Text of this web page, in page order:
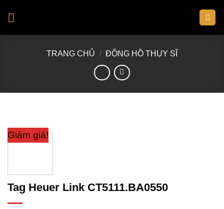
TRANG CHỦ / ĐỒNG HỒ THỤY SĨ
Giảm giá!
Tag Heuer Link CT5111.BA0550